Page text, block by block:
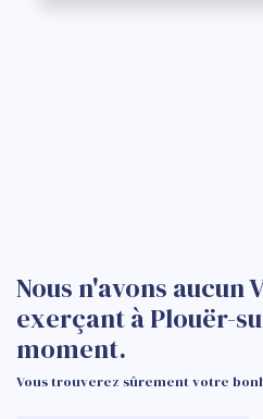
Nous n'avons aucun
exerçant à Plouër-
moment.
Vous trouverez sûrement votre